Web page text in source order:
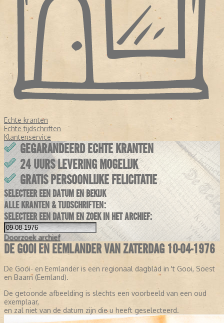
Echte kranten
Echte tijdschriften
Klantenservice
GEGARANDEERD ECHTE KRANTEN
24 UURS LEVERING MOGELIJK
GRATIS PERSOONLIJKE FELICITATIE
SELECTEER EEN DATUM EN BEKIJK
ALLE KRANTEN & TIJDSCHRIFTEN:
SELECTEER EEN DATUM EN ZOEK IN HET ARCHIEF:
Doorzoek archief
DE GOOI EN EEMLANDER VAN ZATERDAG 10-04-1976
De Gooi- en Eemlander is een regionaal dagblad in 't Gooi, Soest
en Baarn (Eemland).
De getoonde afbeelding is slechts een voorbeeld van een oud
exemplaar,
en zal niet van de datum zijn die u heeft geselecteerd.